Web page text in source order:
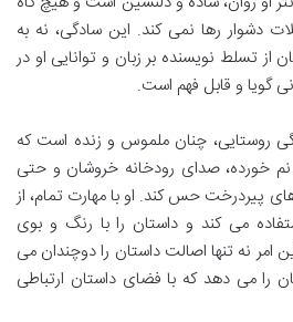
دشوار رها نمی کند. این سادگی، نه به
تسلط نویسنده بر زبان و توانایی او در
گویا و قابل فهم است.
روستایی، چنان ملموس و زنده است که
خورده، صدای رودخانه خروشان و حتی
های پیردرخت حس کند. او با مهارت تمام، از
می کند و داستان را با رنگ و بوی
امر نه تنها اصالت داستان را دوچندان می
را می دهد که با فضای داستان ارتباطی